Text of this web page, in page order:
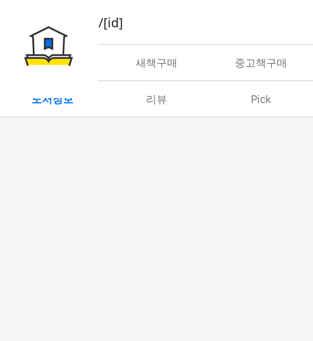
book/rent/[id]
대여 새책구매 중고책구매
도서정보 리뷰 Pick